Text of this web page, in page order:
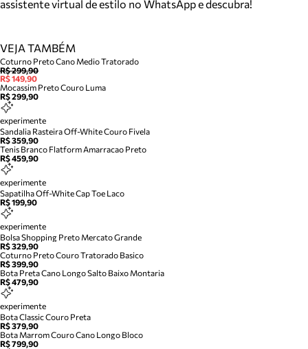
assistente virtual de estilo no WhatsApp e descubra!
VEJA TAMBÉM
Coturno Preto Cano Medio Tratorado
R$ 299,90
R$ 149,90
Mocassim Preto Couro Luma
R$ 299,90
experimente
Sandalia Rasteira Off-White Couro Fivela
R$ 359,90
Tenis Branco Flatform Amarracao Preto
R$ 459,90
experimente
Sapatilha Off-White Cap Toe Laco
R$ 199,90
experimente
Bolsa Shopping Preto Mercato Grande
R$ 329,90
Coturno Preto Couro Tratorado Basico
R$ 399,90
Bota Preta Cano Longo Salto Baixo Montaria
R$ 479,90
experimente
Bota Classic Couro Preta
R$ 379,90
Bota Marrom Couro Cano Longo Bloco
R$ 799,90